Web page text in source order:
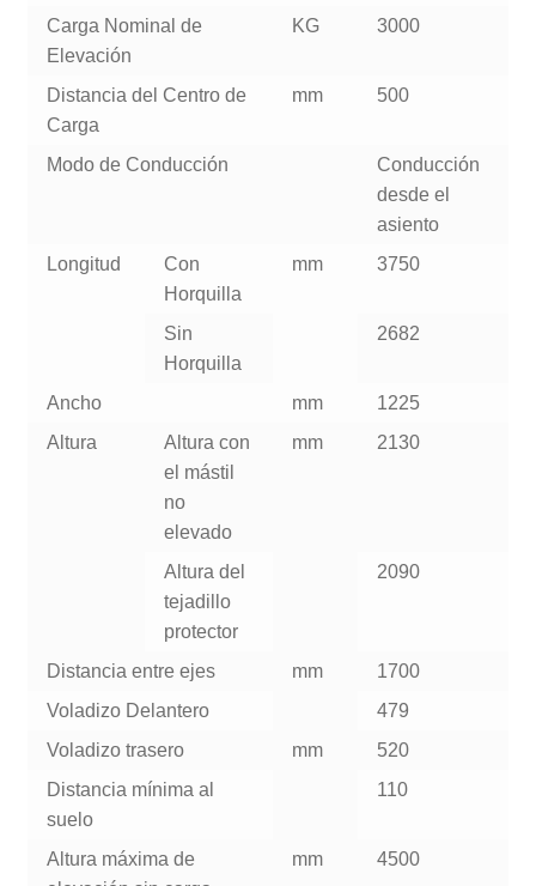
Carga Nominal de
Elevación
KG 3000
Distancia del Centro de
Carga
mm 500
Modo de Conducción
Conducción
desde el
asiento
Longitud
Con
Horquilla
mm 3750
Sin
Horquilla
2682
Ancho mm
1225
Altura
Altura con
el mástil
no
elevado
mm 2130
Altura del
tejadillo
protector
2090
Distancia entre ejes mm
1700
Voladizo Delantero
479
Voladizo trasero
mm
520
Distancia mínima al
suelo
110
Altura máxima de
mm 4500